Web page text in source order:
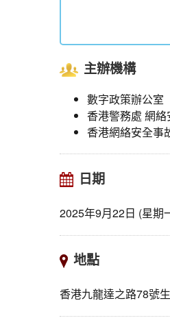
主辦機構
數字政策辦公室
香港警務處 網
香港網絡安全事
日期
2025年9月22日 (星期
地點
香港九龍達之路78號